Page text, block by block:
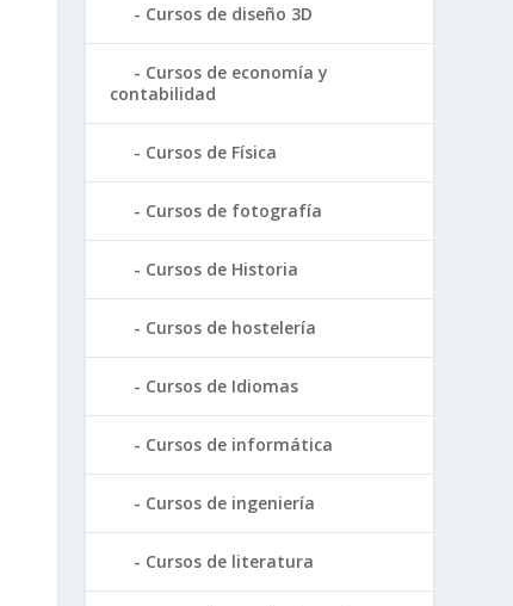
Cursos de diseño 3D
Cursos de economía y
contabilidad
Cursos de Física
Cursos de fotografía
Cursos de Historia
Cursos de hostelería
Cursos de Idiomas
Cursos de informática
Cursos de ingeniería
Cursos de literatura